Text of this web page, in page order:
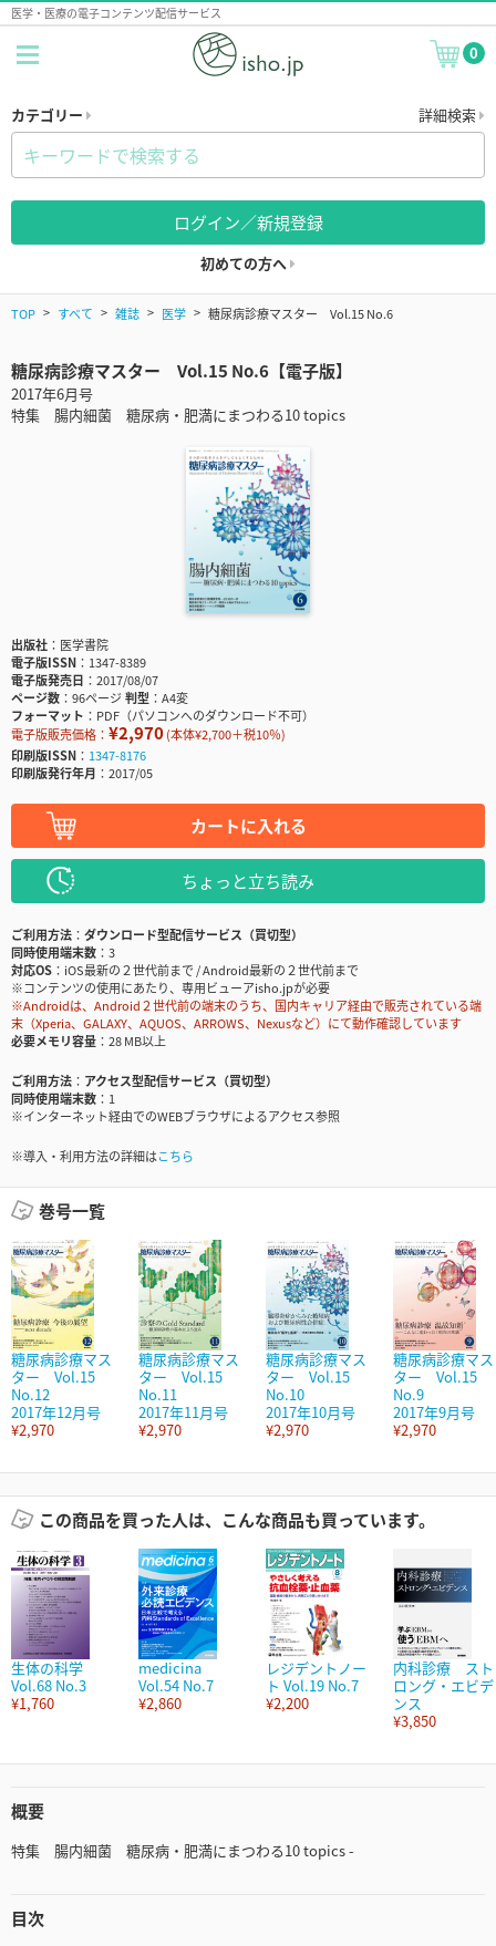
医学・医療の電子コンテンツ配信サービス
0
カテゴリー 詳細検索
ログイン／新規登録
初めての方へ
TOP すべて 雑誌 医学 糖尿病診療マスター Vol.15 No.6
糖尿病診療マスター Vol.15 No.6【電子版】
2017年6月号
特集 腸内細菌 糖尿病・肥満にまつわる10 topics
出版社
医学書院
電子版ISSN
1347-8389
電子版発売日
2017/08/07
ページ数
96ページ判型
A4変
フォーマット
PDF（パソコンへのダウンロード不可）
電子版販売価格： ¥2,970(本体¥2,700＋税10％)
印刷版ISSN
1347-8176
印刷版発行年月
2017/05
カートに入れる
ちょっと立ち読み
ご利用方法
ダウンロード型配信サービス（買切型）
同時使用端末数
3
対応OS
iOS最新の２世代前まで / Android最新の２世代前まで
※コンテンツの使用にあたり、専用ビューアisho.jpが必要
※Androidは、Android２世代前の端末のうち、国内キャリア経由で販売されている端
末（Xperia、GALAXY、AQUOS、ARROWS、Nexusなど）にて動作確認しています
必要メモリ容量
28 MB以上
ご利用方法
アクセス型配信サービス（買切型）
同時使用端末数
1
※インターネット経由でのWEBブラウザによるアクセス参照
※導入・利用方法の詳細はこちら
巻号一覧
糖尿病診療マス
ター Vol.15
No.12
2017年12月号
¥2,970
糖尿病診療マス
ター Vol.15
No.11
2017年11月号
¥2,970
糖尿病診療マス
ター Vol.15
No.10
2017年10月号
¥2,970
糖尿病診療マス
ター Vol.15
No.9
2017年9月号
¥2,970
この商品を買った人は、こんな商品も買っています。
生体の科学
Vol.68 No.3
¥1,760
medicina
Vol.54 No.7
¥2,860
レジデントノー
ト Vol.19 No.7
¥2,200
内科診療 スト
ロング・エビデ
ンス
¥3,850
概要
特集 腸内細菌 糖尿病・肥満にまつわる10 topics -
目次